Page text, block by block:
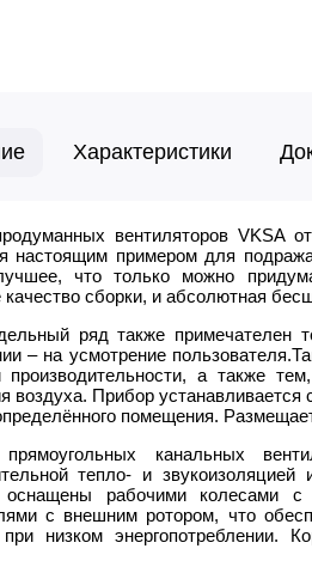
Характеристики
вентиляторов VKSA
настоящим примером для
что только можно
качество сборки, и абсолютная
ряд также примечателен
– на усмотрение
производительности, а также
воздуха. Прибор
помещения.
прямоугольных канальных
тепло- и
оснащены рабочими колесами с
с внешним ротором, что
низком энергопотреблении.